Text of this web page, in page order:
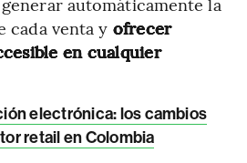
cada venta y ofrecer
en cualquier
electrónica: los cambios
retail en Colombia